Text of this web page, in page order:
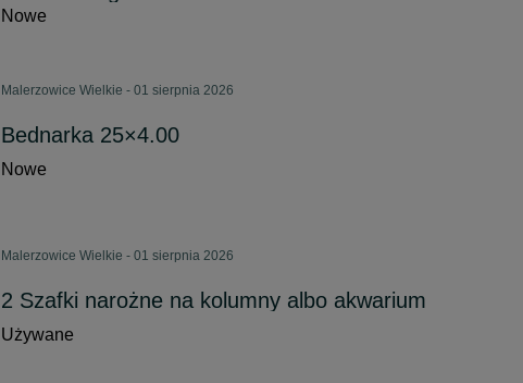
Nowe
Malerzowice Wielkie - 01 sierpnia 2026
Bednarka 25×4.00
Nowe
Malerzowice Wielkie - 01 sierpnia 2026
2 Szafki narożne na kolumny albo akwarium
Używane